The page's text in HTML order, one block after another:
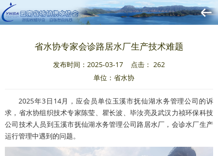
省水协专家会诊路居水厂生产技术难题
发布时间：2025-03-17 点击： 262
单位：省水协
2025年3日14月，应会员单位玉溪市抚仙湖水务管理公司的诉
求，省水协组织技术专家陈莹、瞿长波、毕汝亮及武汉力祯环保科技
公司技术人员到玉溪市抚仙湖水务管理公司路居水厂，会诊水厂生产
运行管理中遇到的问题。